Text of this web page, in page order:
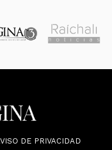
DE PRIVACIDAD